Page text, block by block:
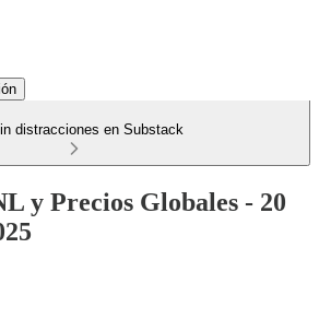
distracciones en Substack
y Precios Globales - 20